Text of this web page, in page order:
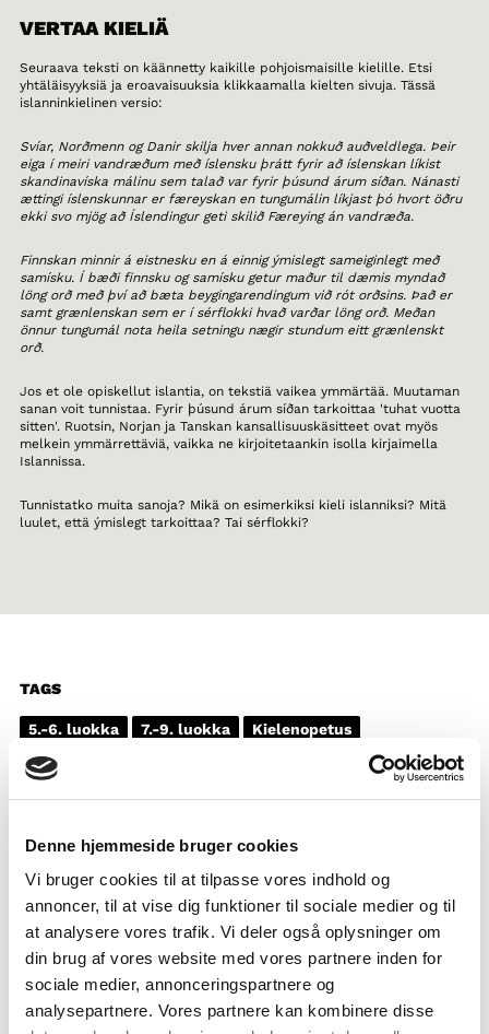
Denne hjemmeside bruger cookies
Vi bruger cookies til at tilpasse vores indhold og
annoncer, til at vise dig funktioner til sociale medier og til
at analysere vores trafik. Vi deler også oplysninger om
din brug af vores website med vores partnere inden for
sociale medier, annonceringspartnere og
analysepartnere. Vores partnere kan kombinere disse
TAGS
5.-6. luokka 7.-9. luokka
Kielenopetus
Tietokirjallinen teksti
VERTAA KIELIÄ
Seuraava teksti on käännetty kaikille pohjoismaisille kielille. Etsi
yhtäläisyyksiä ja eroavaisuuksia klikkaamalla kielten sivuja. Tässä
islanninkielinen versio:
Svíar, Norðmenn og Danir skilja hver annan nokkuð auðveldlega. Þeir
eiga í meiri vandræðum með íslensku þrátt fyrir að íslenskan líkist
skandinavíska málinu sem talað var fyrir þúsund árum síðan. Nánasti
ættingi íslenskunnar er færeyskan en tungumálin líkjast þó hvort öðru
ekki svo mjög að Íslendingur geti skilið Færeying án vandræða.
Finnskan minnir á eistnesku en á einnig ýmislegt sameiginlegt með
samísku. Í bæði finnsku og samísku getur maður til dæmis myndað
löng orð með því að bæta beygingarendingum við rót orðsins. Það er
samt grænlenskan sem er í sérflokki hvað varðar löng orð. Meðan
önnur tungumál nota heila setningu nægir stundum eitt grænlenskt
orð.
Jos et ole opiskellut islantia, on tekstiä vaikea ymmärtää. Muutaman
sanan voit tunnistaa. Fyrir þúsund árum síðan tarkoittaa 'tuhat vuotta
sitten'. Ruotsin, Norjan ja Tanskan kansallisuuskäsitteet ovat myös
melkein ymmärrettäviä, vaikka ne kirjoitetaankin isolla kirjaimella
Islannissa.
Tunnistatko muita sanoja? Mikä on esimerkiksi kieli islanniksi? Mitä
luulet, että ýmislegt tarkoittaa? Tai sérflokki?